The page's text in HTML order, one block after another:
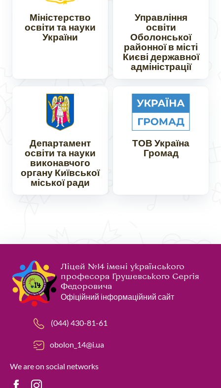
Міністерство
освіти та науки
України
Управління
освіти
Оболонської
районної в місті
Києві державної
адміністрації
Департамент
освіти та науки
виконавчого
органу Київської
міської ради
ТОВ Україна
Громад
Ліцей №14 імені українського
професора Грушевського Сергія
Федоровича
Офіційний інформаційний сайт
(044) 430-81-61
obolon_14@i.ua
We are on social networks